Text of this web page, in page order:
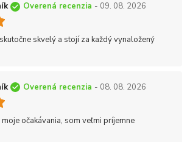
Overená recenzia - 09. 08. 2026
skvelý a stojí za každý vynaložený
Overená recenzia - 08. 08. 2026
očakávania, som veľmi príjemne